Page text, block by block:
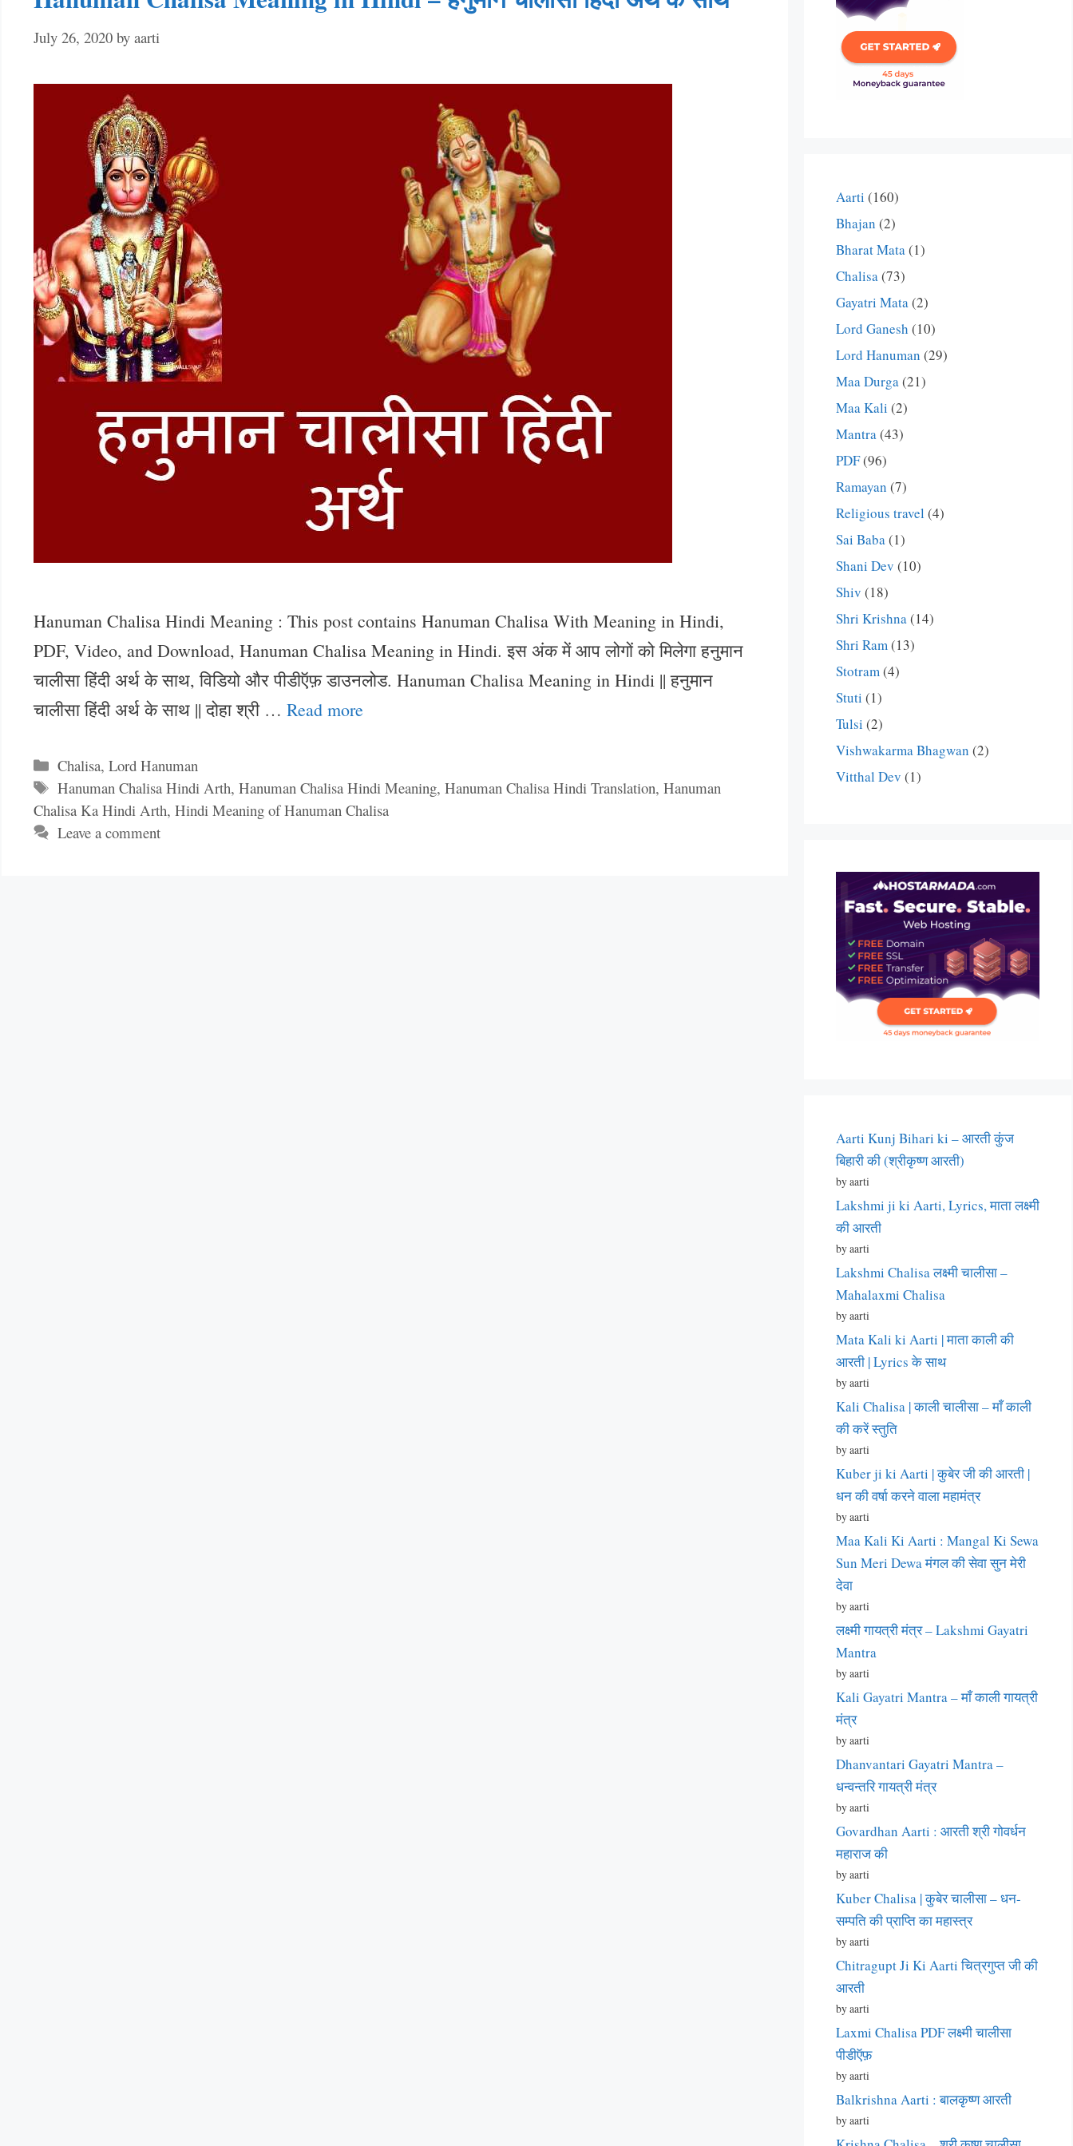
July 26, 2020 by aarti
Hanuman Chalisa Hindi Meaning : This post contains Hanuman Chalisa With Meaning in Hindi,
PDF, Video, and Download, Hanuman Chalisa Meaning in Hindi. इस अंक में आप लोगों को मिलेगा हनुमान
चालीसा हिंदी अर्थ के साथ, विडियो और पीडीऍफ़ डाउनलोड. Hanuman Chalisa Meaning in Hindi || हनुमान
चालीसा हिंदी अर्थ के साथ || दोहा श्री … Read more
Categories
Chalisa, Lord Hanuman
Tags
Hanuman Chalisa Hindi Arth, Hanuman Chalisa Hindi Meaning, Hanuman Chalisa Hindi Translation, Hanuman
Chalisa Ka Hindi Arth, Hindi Meaning of Hanuman Chalisa
Leave a comment
Aarti (160)
Bhajan (2)
Bharat Mata(1)
Chalisa(73)
Gayatri Mata(2)
Lord Ganesh (10)
Lord Hanuman (29)
Maa Durga(21)
Maa Kali (2)
Mantra(43)
PDF(96)
Ramayan (7)
Religious travel (4)
Sai Baba(1)
Shani Dev (10)
Shiv (18)
Shri Krishna(14)
Shri Ram(13)
Stotram(4)
Stuti (1)
Tulsi (2)
Vishwakarma Bhagwan (2)
Vitthal Dev (1)
Aarti Kunj Bihari ki – आरती कुंज
बिहारी की (श्रीकृष्ण आरती)
by aarti
Lakshmi ji ki Aarti, Lyrics, माता लक्ष्मी
की आरती
by aarti
Lakshmi Chalisa लक्ष्मी चालीसा –
Mahalaxmi Chalisa
by aarti
Mata Kali ki Aarti | माता काली की
आरती | Lyrics के साथ
by aarti
Kali Chalisa | काली चालीसा – माँ काली
की करें स्तुति
by aarti
Kuber ji ki Aarti | कुबेर जी की आरती |
धन की वर्षा करने वाला महामंत्र
by aarti
Maa Kali Ki Aarti : Mangal Ki Sewa
Sun Meri Dewa मंगल की सेवा सुन मेरी
देवा
by aarti
लक्ष्मी गायत्री मंत्र – Lakshmi Gayatri
Mantra
by aarti
Kali Gayatri Mantra – माँ काली गायत्री
मंत्र
by aarti
Dhanvantari Gayatri Mantra –
धन्वन्तरि गायत्री मंत्र
by aarti
Govardhan Aarti : आरती श्री गोवर्धन
महाराज की
by aarti
Kuber Chalisa | कुबेर चालीसा – धन-
सम्पति की प्राप्ति का महास्त्र
by aarti
Chitragupt Ji Ki Aarti चित्रगुप्त जी की
आरती
by aarti
Laxmi Chalisa PDF लक्ष्मी चालीसा
पीडीऍफ़
by aarti
Balkrishna Aarti : बालकृष्ण आरती
by aarti